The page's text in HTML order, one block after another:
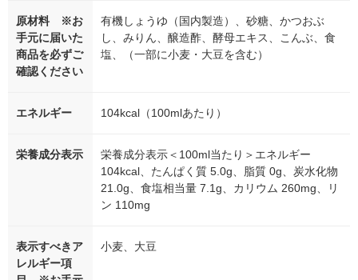
原材料 ※お
手元に届いた
商品を必ずご
確認ください
有機しょうゆ（国内製造）、砂糖、かつおぶ
し、みりん、醸造酢、酵母エキス、こんぶ、食
塩、（一部に小麦・大豆を含む）
エネルギー 104kcal（100mlあたり）
栄養成分表示
栄養成分表示＜100ml当たり＞エネルギー
104kcal、たんぱく質 5.0g、脂質 0g、炭水化物
21.0g、食塩相当量 7.1g、カリウム 260mg、リ
ン 110mg
表示すべきア
レルギー項
小麦、大豆